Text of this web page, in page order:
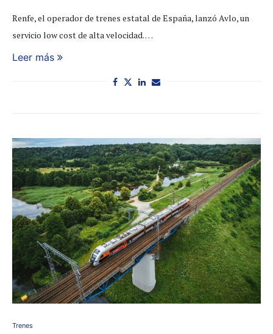
Renfe, el operador de trenes estatal de España, lanzó Avlo, un
servicio low cost de alta velocidad. …
Leer más
Trenes